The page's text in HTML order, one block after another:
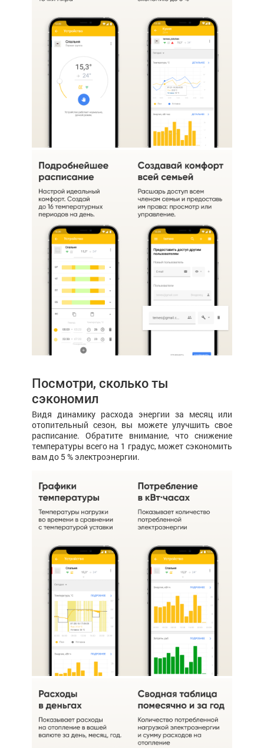
Посмотри, сколько ты
сэкономил
Видя динамику расхода энергии за месяц или
отопительный сезон, вы можете улучшить свое
расписание. Обратите внимание, что снижение
температуры всего на 1 градус, может сэкономить
вам до 5 % электроэнергии.